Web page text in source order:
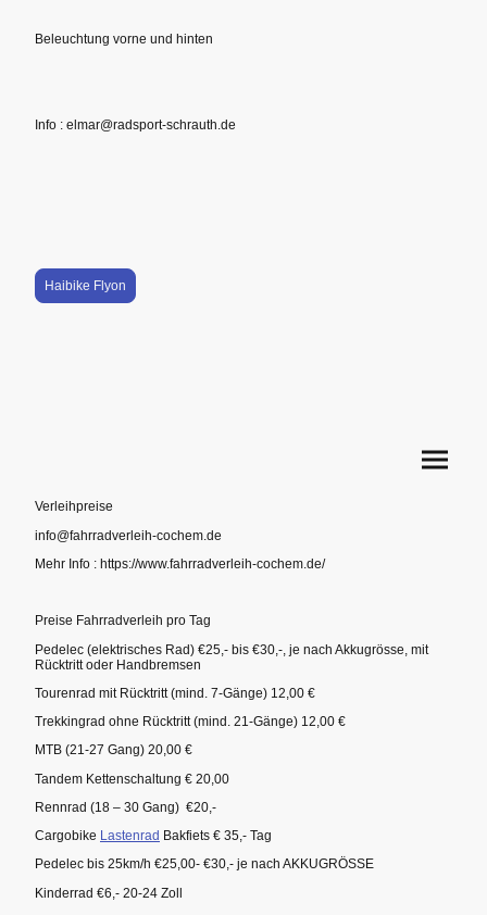
Beleuchtung vorne und hinten
Info : elmar@radsport-schrauth.de
Haibike Flyon
Verleihpreise
info@fahrradverleih-cochem.de
Mehr Info : https://www.fahrradverleih-cochem.de/
Preise Fahrradverleih pro Tag
Pedelec (elektrisches Rad) €25,- bis €30,-, je nach Akkugrösse, mit
Rücktritt oder Handbremsen
Tourenrad mit Rücktritt (mind. 7-Gänge) 12,00 €
Trekkingrad ohne Rücktritt (mind. 21-Gänge) 12,00 €
MTB (21-27 Gang) 20,00 €
Tandem Kettenschaltung € 20,00
Rennrad (18 – 30 Gang) €20,-
Cargobike Lastenrad Bakfiets € 35,- Tag
Pedelec bis 25km/h €25,00- €30,- je nach AKKUGRÖSSE
Kinderrad €6,- 20-24 Zoll